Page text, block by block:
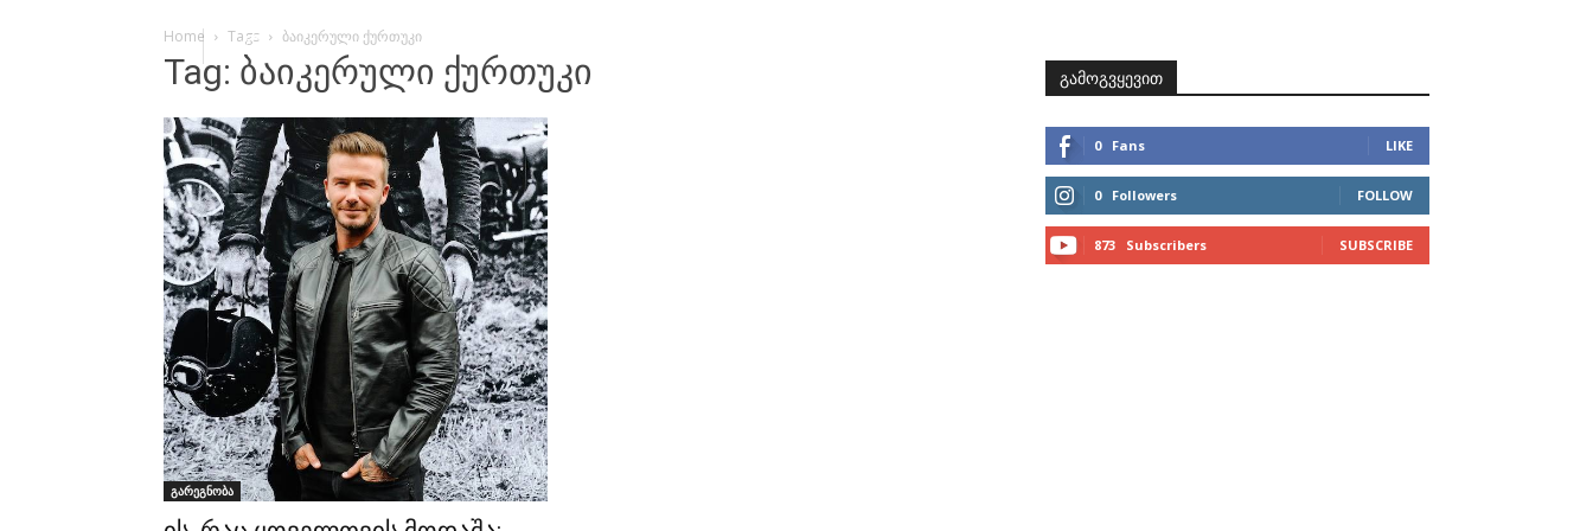
Home Tags ბაიკერული ქურთუკი
Tag: ბაიკერული ქურთუკი
გარეგნობა
გამოგვყევით
0 Fans LIKE
0 Followers FOLLOW
873 Subscribers SUBSCRIBE